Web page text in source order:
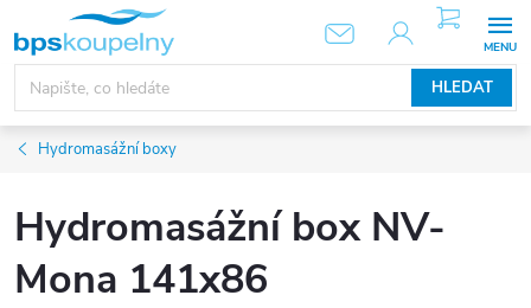
obsah
HLEDAT
NÁKUPNÍ
KOŠÍK
Hydromasážní boxy
Hydromasážní box NV-
Mona 141x86